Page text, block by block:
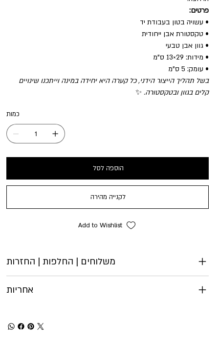
פרטים:
• עשויה בטון בעבודת יד
• טקסטורת אבן ייחודית
• גוון אבן טבעי
• מידות: 29×13 ס"מ
• עומק: 5 ס"מ
בשל תהליך הייצור הידני, כל קערה היא יחידה במינה וייתכנו שינויים
קלים בגוון ובטקסטורה.✨
כמות
הוספה לסל
לקנייה מהירה
Add to Wishlist
משלוחים | החלפות | החזרות
אחריות